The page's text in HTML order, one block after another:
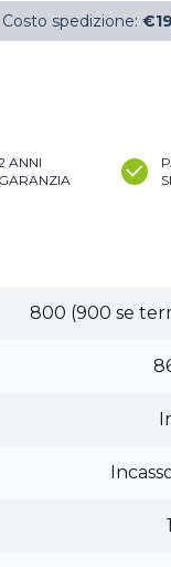
Costo spedizione:
ANNI
GARANZIA
800 (900 se